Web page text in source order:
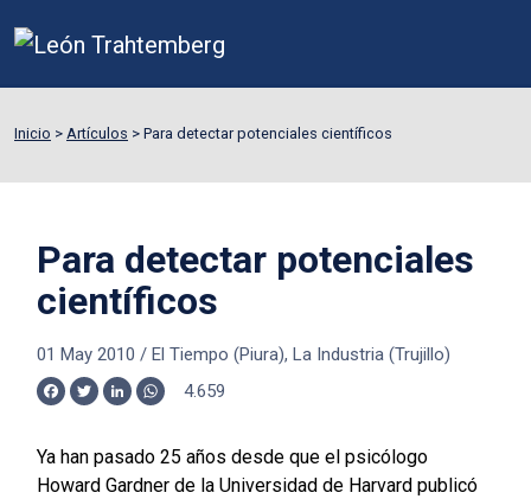
Inicio > Artículos > Para detectar potenciales científicos
Para detectar potenciales
científicos
01 May 2010 / El Tiempo (Piura), La Industria (Trujillo)
Facebook
TwitterLinkedInWhatsApp
4.659
Ya han pasado 25 años desde que el psicólogo
Howard Gardner de la Universidad de Harvard publicó